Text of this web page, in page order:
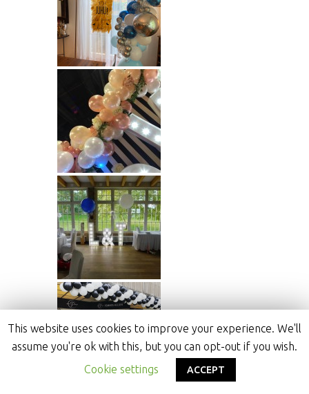
This website uses cookies to improve your experience. We'll
assume you're ok with this, but you can opt-out if you wish.
Cookie settings
ACCEPT